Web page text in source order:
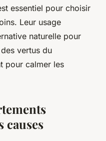
essentiel pour choisir
Leur usage
naturelle pour
vertus du
pour calmer les
causes